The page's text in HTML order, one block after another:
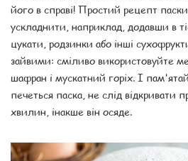
його в справі! Простий рецепт
ускладнити, наприклад, додавши в
цукати, родзинки або інші
зайвими: сміливо використовуйте
шафран і мускатний горіх. І
печеться паска, не слід відкривати
хвилин, інакше він осяде.